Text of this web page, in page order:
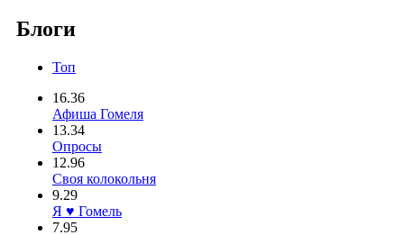
Блоги
Топ
16.36
Афиша Гомеля
13.34
Опросы
12.96
Своя колокольня
9.29
Я ♥ Гомель
7.95